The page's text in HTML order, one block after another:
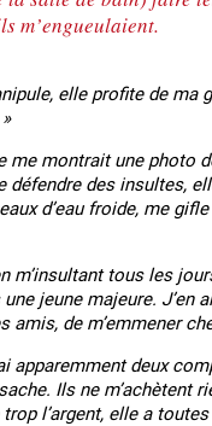
#Invisibles : Traite des mineurs
m’engueulaient.
elle profite de ma
me montrait une photo
des insultes,
d’eau froide, me
tous les
jeune majeure. J’en
de m’emmener
deux
Ils ne m’achètent
l’argent, elle a